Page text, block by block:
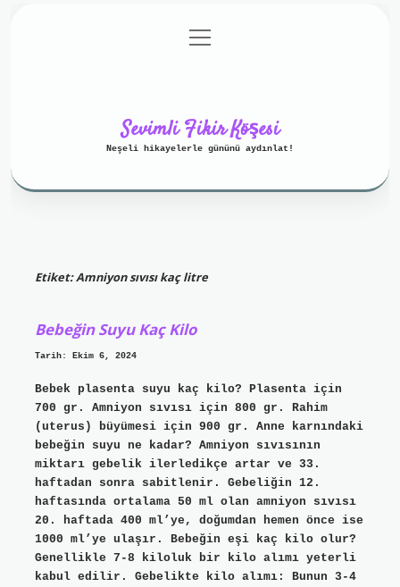
Gizlilik Politikası
menüyü
aç
Sevimli Fikir Köşesi
Neşeli hikayelerle gününü aydınlat!
Etiket:Amniyon sıvısı kaç litre
Bebeğin Suyu Kaç Kilo
Tarih: Ekim 6, 2024
Bebek plasenta suyu kaç kilo? Plasenta için
700 gr. Amniyon sıvısı için 800 gr. Rahim
(uterus) büyümesi için 900 gr. Anne karnındaki
bebeğin suyu ne kadar? Amniyon sıvısının
miktarı gebelik ilerledikçe artar ve 33.
haftadan sonra sabitlenir. Gebeliğin 12.
haftasında ortalama 50 ml olan amniyon sıvısı
20. haftada 400 ml’ye, doğumdan hemen önce ise
1000 ml’ye ulaşır. Bebeğin eşi kaç kilo olur?
Genellikle 7-8 kiloluk bir kilo alımı yeterli
kabul edilir. Gebelikte kilo alımı: Bunun 3-4